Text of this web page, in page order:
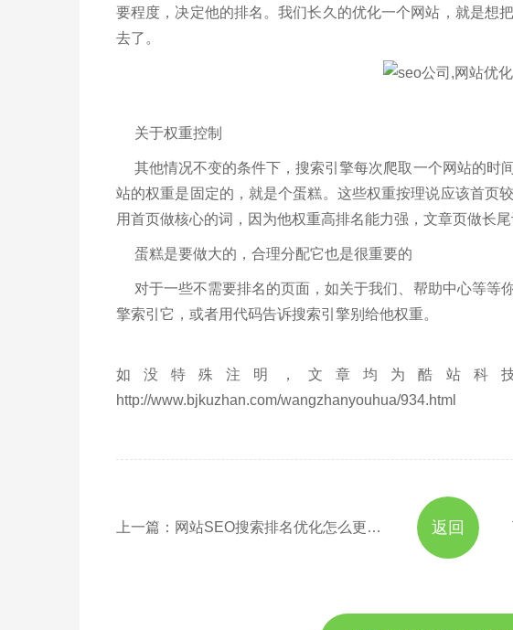
要程度，决定他的排名。我们长久的优化一个网站，就是想
去了。
关于权重控制
其他情况不变的条件下，搜索引擎每次爬取一个网站的时
站的权重是固定的，就是个蛋糕。这些权重按理说应该首页
用首页做核心的词，因为他权重高排名能力强，文章页做长
蛋糕是要做大的，合理分配它也是很重要的
对于一些不需要排名的页面，如关于我们、帮助中心等等
擎索引它，或者用代码告诉搜索引擎别给他权重。
如没特殊注明，文章均为酷站科
http://www.bjkuzhan.com/wangzhanyouhua/934.html
上一篇：网站SEO搜索排名优化怎么更新文章呢 返回